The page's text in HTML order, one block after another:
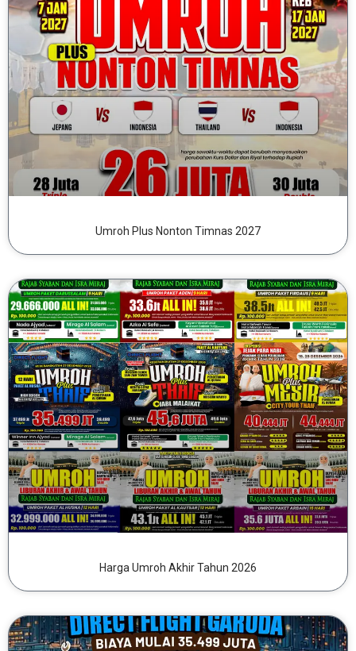
Umroh Plus Nonton Timnas 2027
Harga Umroh Akhir Tahun 2026